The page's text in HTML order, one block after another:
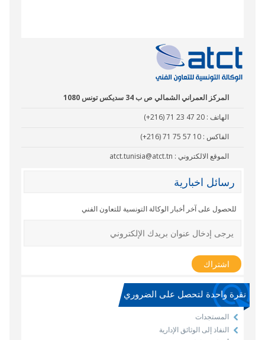
المركز العمراني الشمالي ص ب 34 سديكس تونس 1080
الهاتف : (+216) 71 23 47 20
الفاكس : (+216) 71 75 57 10
الموقع الالكتروني : atct.tunisia@atct.tn
رسائل اخبارية
للحصول على آخر أخبار الوكالة التونسية للتعاون الفني
نقرة واحدة لتحصل على الضروري
المستجدات
النفاذ إلى الوثائق الإدارية